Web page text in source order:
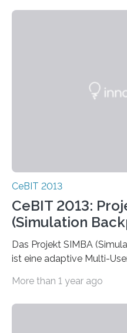
CeBIT 2013
CeBIT 2013:
(Simulation
Das Projekt SIMBA
ist eine adaptive Multi-
der…
More than 1 year ago